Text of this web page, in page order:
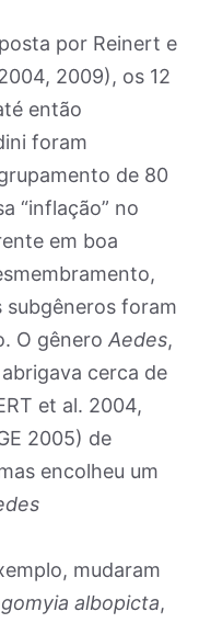
por Reinert e
2009), os 12
então
foram
de 80
“inflação” no
em boa
subgêneros foram
O gênero Aedes,
cerca de
et al. 2004,
2005) de
encolheu um
mudaram
albopicta,